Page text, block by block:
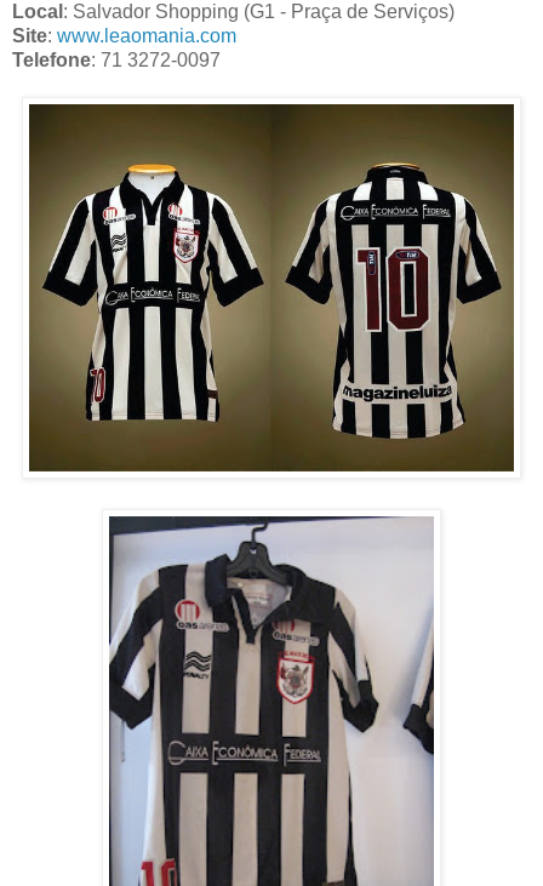
Local : Salvador Shopping (G1 - Praça de Serviços)
Site: www.leaomania.com
Telefone: 71 3272-0097